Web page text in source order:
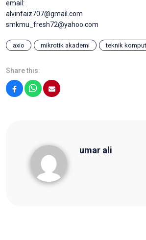
email:
alvinfaiz707@gmail.com
smkmu_fresh72@yahoo.com
axio mikrotik akademi teknik
Share this:
umar ali